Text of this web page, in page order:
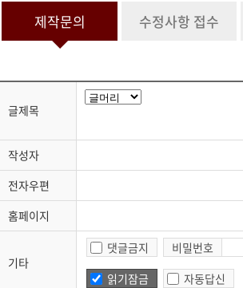
3. 개인정보의 보유 및 이용기간
과 개인정보 입력항목에 대해서는 1년간 보유 이
그 밖의 사항은 개인정보처리방침을 준수합니다.
4. 개인정보 수집 동의 거부 권리
을 경우 수집하지 않으며, 미동의(로 인해)시 서비
다.
제작문의 수정사항 접수
글제목
작성자
전자우편
홈페이지
기타
댓글금지
비밀번호
읽기잠금
자동답신